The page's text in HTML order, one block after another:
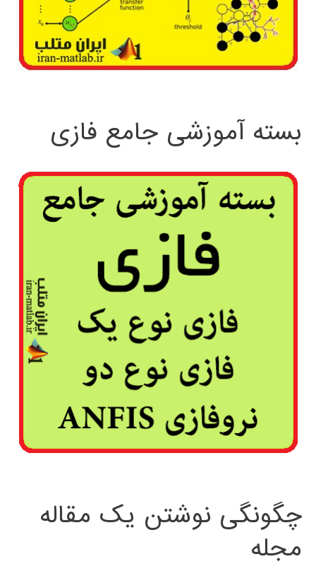
بسته آموزشی جامع فازی
چگونگی نوشتن یک مقاله
مجله